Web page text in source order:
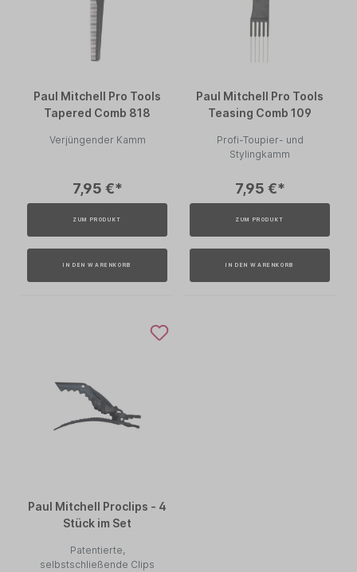
Paul Mitchell Pro Tools
Tapered Comb 818
Verjüngender Kamm
7,95 €*
ZUM PRODUKT
IN DEN WARENKORB
Paul Mitchell Pro Tools
Teasing Comb 109
Profi-Toupier- und
Stylingkamm
7,95 €*
ZUM PRODUKT
IN DEN WARENKORB
Paul Mitchell Proclips - 4
Stück im Set
Patentierte,
selbstschließende Clips